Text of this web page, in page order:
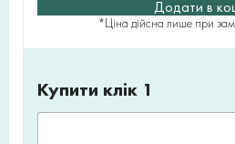
Додати в
*Ціна дійсна лише при
Купити клік 1